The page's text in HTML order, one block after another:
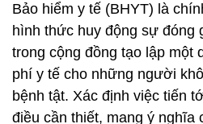
Bảo hiểm y tế (BHYT) là
hình thức huy động sự đóng
trong cộng đồng tạo lập một
phí y tế cho những người
bệnh tật. Xác định việc tiến
điều cần thiết, mang ý nghĩa